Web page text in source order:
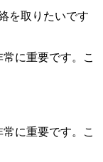
を取りたいです
に重要です。こ
に重要です。こ